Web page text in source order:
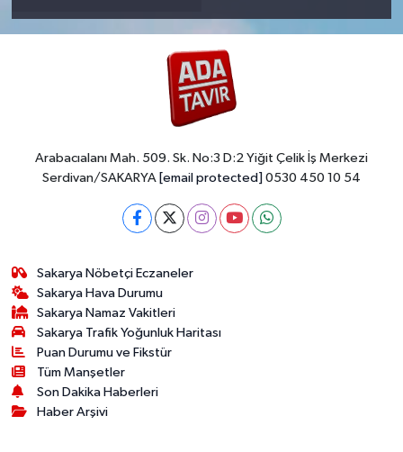
Arabacıalanı Mah. 509. Sk. No:3 D:2 Yiğit Çelik İş Merkezi
Serdivan/SAKARYA [email protected] 0530 450 10 54
Sakarya Nöbetçi Eczaneler
Sakarya Hava Durumu
Sakarya Namaz Vakitleri
Sakarya Trafik Yoğunluk Haritası
Puan Durumu ve Fikstür
Tüm Manşetler
Son Dakika Haberleri
Haber Arşivi